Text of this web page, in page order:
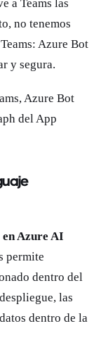
a Teams las
no tenemos
Azure Bot
y segura.
Azure Bot
del App
en Azure AI
permite
dentro del
las
dentro de la